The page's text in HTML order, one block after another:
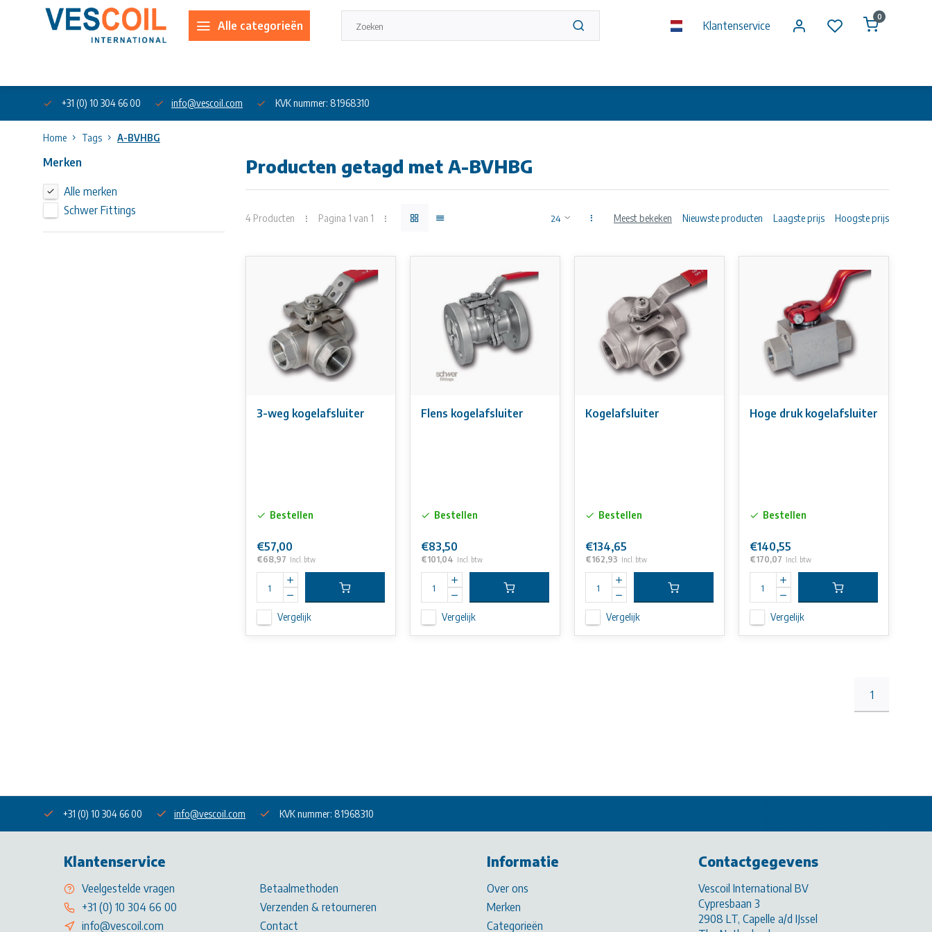
Alle categorieën Klantenservice
0
+31 (0) 10 304 66 00 info@vescoil.com KVK nummer: 81968310
Home Tags A-BVHBG
Merken
Alle merken
Schwer Fittings
Producten getagd met A-BVHBG
4 Producten Pagina 1 van 1 Meest bekeken Nieuwste producten Laagste prijs Hoogste prijs
3-weg kogelafsluiter
Bestellen
€57,00
€68,97 Incl. btw
Vergelijk
Flens kogelafsluiter
Bestellen
€83,50
€101,04 Incl. btw
Vergelijk
Kogelafsluiter
Bestellen
€134,65
€162,93 Incl. btw
Vergelijk
Hoge druk kogelafsluiter
Bestellen
€140,55
€170,07 Incl. btw
Vergelijk
1
+31 (0) 10 304 66 00 info@vescoil.com KVK nummer: 81968310
Klantenservice
Veelgestelde vragen
+31 (0) 10 304 66 00
info@vescoil.com
Betaalmethoden
Verzenden & retourneren
Contact
Informatie
Over ons
Merken
Categorieën
Contactgegevens
Vescoil International BV
Cypresbaan 3
2908 LT, Capelle a/d IJssel